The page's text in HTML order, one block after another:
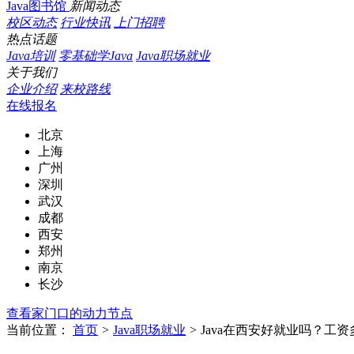
Java图书馆 新闻动态
校区动态 行业快讯
上门招聘
热点话题
Java培训 零基础学Java Java职场就业
关于我们
企业介绍 来校路线
在线报名
北京
上海
广州
深圳
武汉
成都
西安
郑州
南京
长沙
查看家门口的动力节点
当前位置：
首页 > Java职场就业 > Java在西安好就业吗？工资